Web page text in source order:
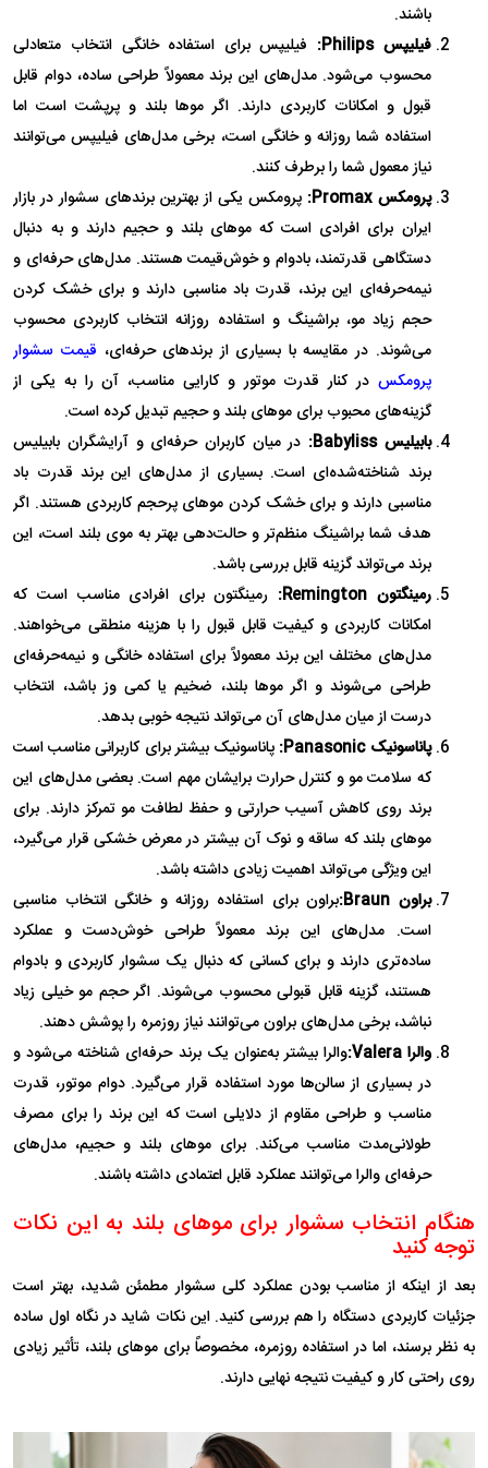
باشند.
فیلیپس Philips:
فیلیپس برای استفاده خانگی انتخاب متعادلی
محسوب می‌شود. مدل‌های این برند معمولاً طراحی ساده، دوام قابل
قبول و امکانات کاربردی دارند. اگر موها بلند و پرپشت است اما
استفاده شما روزانه و خانگی است، برخی مدل‌های فیلیپس می‌توانند
نیاز معمول شما را برطرف کنند.
پرومکس Promax:
پرومکس یکی از بهترین برندهای سشوار در بازار
ایران برای افرادی است که موهای بلند و حجیم دارند و به دنبال
دستگاهی قدرتمند، بادوام و خوش‌قیمت هستند. مدل‌های حرفه‌ای و
نیمه‌حرفه‌ای این برند، قدرت باد مناسبی دارند و برای خشک کردن
حجم زیاد مو، براشینگ و استفاده روزانه انتخاب کاربردی محسوب
می‌شوند. در مقایسه با بسیاری از برندهای حرفه‌ای، قیمت سشوار
پرومکس در کنار قدرت موتور و کارایی مناسب، آن را به یکی از
گزینه‌های محبوب برای موهای بلند و حجیم تبدیل کرده است.
بابیلیس Babyliss:
در میان کاربران حرفه‌ای و آرایشگران بابیلیس
برند شناخته‌شده‌ای است. بسیاری از مدل‌های این برند قدرت باد
مناسبی دارند و برای خشک کردن موهای پرحجم کاربردی هستند. اگر
هدف شما براشینگ منظم‌تر و حالت‌دهی بهتر به موی بلند است، این
برند می‌تواند گزینه قابل بررسی باشد.
رمینگتون Remington:
رمینگتون برای افرادی مناسب است که
امکانات کاربردی و کیفیت قابل قبول را با هزینه منطقی می‌خواهند.
مدل‌های مختلف این برند معمولاً برای استفاده خانگی و نیمه‌حرفه‌ای
طراحی می‌شوند و اگر موها بلند، ضخیم یا کمی وز باشد، انتخاب
درست از میان مدل‌های آن می‌تواند نتیجه خوبی بدهد.
پاناسونیک Panasonic:
پاناسونیک بیشتر برای کاربرانی مناسب است
که سلامت مو و کنترل حرارت برایشان مهم است. بعضی مدل‌های این
برند روی کاهش آسیب حرارتی و حفظ لطافت مو تمرکز دارند. برای
موهای بلند که ساقه و نوک آن بیشتر در معرض خشکی قرار می‌گیرد،
این ویژگی می‌تواند اهمیت زیادی داشته باشد.
براون Braun:
براون برای استفاده روزانه و خانگی انتخاب مناسبی
است. مدل‌های این برند معمولاً طراحی خوش‌دست و عملکرد
ساده‌تری دارند و برای کسانی که دنبال یک سشوار کاربردی و بادوام
هستند، گزینه قابل قبولی محسوب می‌شوند. اگر حجم مو خیلی زیاد
نباشد، برخی مدل‌های براون می‌توانند نیاز روزمره را پوشش دهند.
والرا Valera:
والرا بیشتر به‌عنوان یک برند حرفه‌ای شناخته می‌شود و
در بسیاری از سالن‌ها مورد استفاده قرار می‌گیرد. دوام موتور، قدرت
مناسب و طراحی مقاوم از دلایلی است که این برند را برای مصرف
طولانی‌مدت مناسب می‌کند. برای موهای بلند و حجیم، مدل‌های
حرفه‌ای والرا می‌توانند عملکرد قابل اعتمادی داشته باشند.
هنگام انتخاب سشوار برای موهای بلند به این نکات
توجه کنید
بعد از اینکه از مناسب بودن عملکرد کلی سشوار مطمئن شدید، بهتر است
جزئیات کاربردی دستگاه را هم بررسی کنید. این نکات شاید در نگاه اول ساده
به نظر برسند، اما در استفاده روزمره، مخصوصاً برای موهای بلند، تأثیر زیادی
روی راحتی کار و کیفیت نتیجه نهایی دارند.